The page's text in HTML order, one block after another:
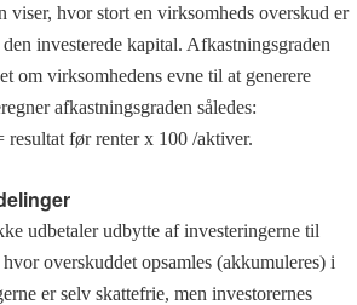
viser, hvor stort en virksomheds overskud er
investerede kapital. Afkastningsgraden
om virksomhedens evne til at generere
afkastningsgraden således:
resultat før renter x 100 /aktiver.
udbetaler udbytte af investeringerne til
overskuddet opsamles (akkumuleres) i
er selv skattefrie, men investorernes